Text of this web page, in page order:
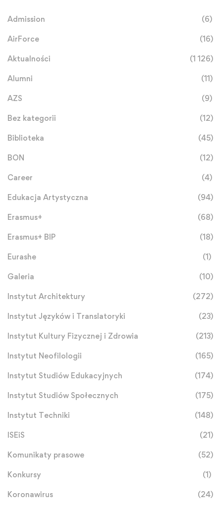
Admission (6)
AirForce (16)
Aktualności (1 126)
Alumni (11)
AZS (9)
Bez kategorii (12)
Biblioteka (45)
BON (12)
Career (4)
Edukacja Artystyczna (94)
Erasmus+ (68)
Erasmus+ BIP (18)
Eurashe (1)
Galeria (10)
Instytut Architektury (272)
Instytut Języków i Translatoryki (23)
Instytut Kultury Fizycznej i Zdrowia (213)
Instytut Neofilologii (165)
Instytut Studiów Edukacyjnych (174)
Instytut Studiów Społecznych (175)
Instytut Techniki (148)
ISEiS (21)
Komunikaty prasowe (52)
Konkursy (1)
Koronawirus (24)